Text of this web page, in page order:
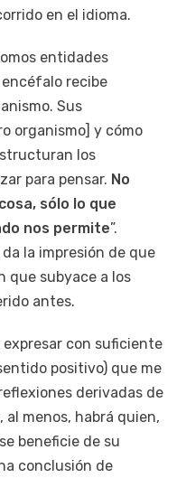
en el idioma.
entidades
encéfalo recibe
Sus
organismo] y cómo
los
para pensar. No
sólo lo que
nos permite”.
la impresión de que
que subyace a los
antes.
expresar con suficiente
positivo) que me
derivadas de
al menos, habrá quien,
beneficie de su
conclusión de